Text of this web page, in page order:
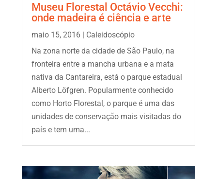
Museu Florestal Octávio Vecchi:
onde madeira é ciência e arte
maio 15, 2016| Caleidoscópio
Na zona norte da cidade de São Paulo, na
fronteira entre a mancha urbana e a mata
nativa da Cantareira, está o parque estadual
Alberto Löfgren. Popularmente conhecido
como Horto Florestal, o parque é uma das
unidades de conservação mais visitadas do
país e tem uma...